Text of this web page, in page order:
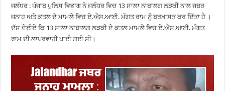
ਜਲੰਧਰ : ਪੰਜਾਬ ਪੁਲਿਸ ਵਿਭਾਗ ਨੇ ਜਲੰਧਰ ਵਿਚ 13 ਸਾਲਾ ਨਾਬਾਲਗ ਲੜਕੀ ਨਾਲ ਜਬਰ
ਜਨਾਹ ਅਤੇ ਕਤਲ ਦੇ ਮਾਮਲੇ ਵਿਚ ਏ.ਐਸ.ਆਈ. ਮੰਗਤ ਰਾਮ ਨੂੰ ਬਰਖ਼ਾਸਤ ਕਰ ਦਿੱਤਾ ਹੈ ।
ਦੱਸ ਦੇਈਏ ਕਿ 13 ਸਾਲਾ ਨਾਬਾਲਗ ਲੜਕੀ ਦੇ ਕਤਲ ਮਾਮਲੇ ਵਿਚ ਏ.ਐਸ.ਆਈ. ਮੰਗਤ
ਰਾਮ ਦੀ ਲਾਪਰਵਾਹੀ ਪਾਈ ਗਈ ਸੀ।